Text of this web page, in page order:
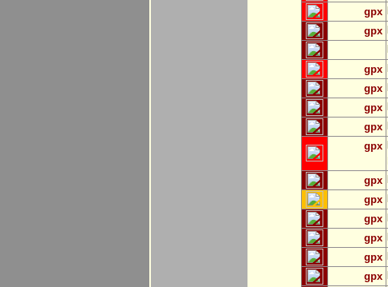
gpx
gpx
gpx
gpx
gpx
gpx
gpx
gpx
gpx
gpx
gpx
gpx
gpx